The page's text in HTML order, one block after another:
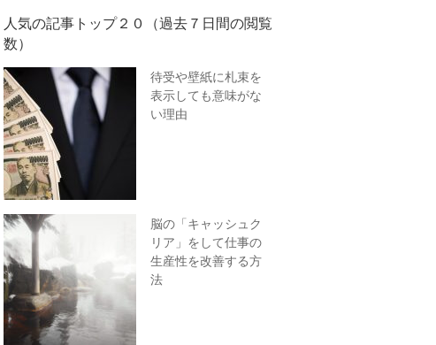
人気の記事トップ２０（過去７日間の閲覧
数）
待受や壁紙に札束を
表示しても意味がな
い理由
脳の「キャッシュク
リア」をして仕事の
生産性を改善する方
法